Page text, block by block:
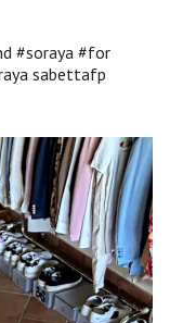
#soraya #for
sabettafp